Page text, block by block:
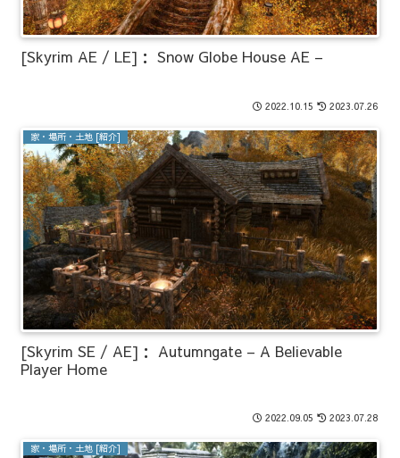
[Skyrim AE / LE]： Snow Globe House AE –
2022.10.15 2023.07.26
家・場所・土地 [紹介]
[Skyrim SE / AE]： Autumngate – A Believable
Player Home
2022.09.05 2023.07.28
家・場所・土地 [紹介]